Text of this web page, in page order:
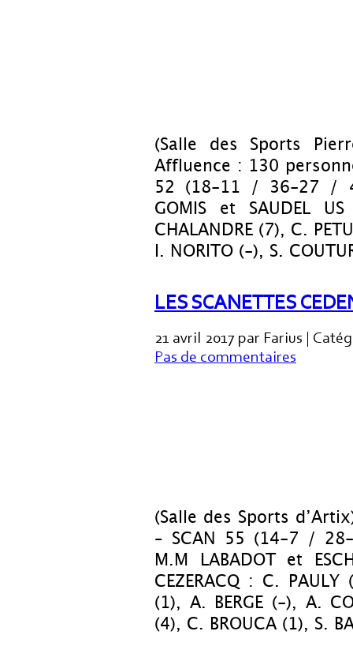
(Salle des Sports
Affluence : 130
52 (18-11 / 36-27 /
GOMIS et SAUDEL
CHALANDRE (7), C.
I. NORITO (-), S.
LES SCANETTES
21 avril 2017 par Farius |
Pas de commentaires
(Salle des Sports d’Artix)
– SCAN 55 (14-7 /
M.M LABADOT et
CEZERACQ : C. PAULY
(1), A. BERGE (-), A.
(4), C. BROUCA (1), S.